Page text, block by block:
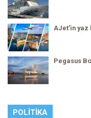
AJet’in
Pegasus
POLITIKA